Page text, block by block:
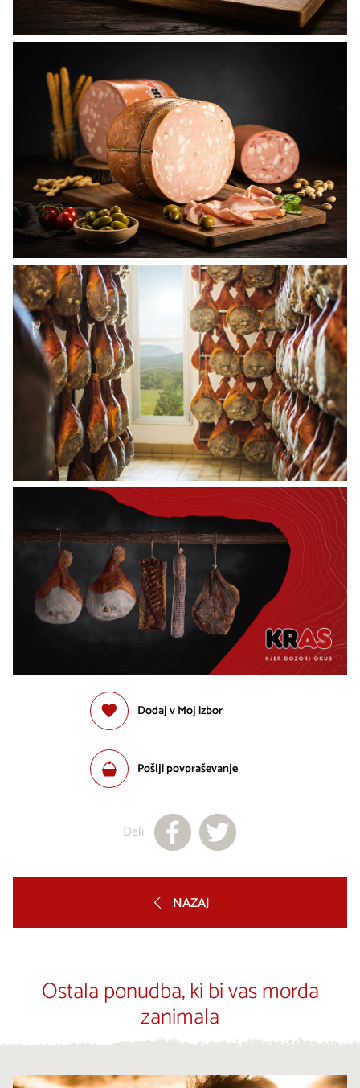
Dodaj v Moj izbor
Pošlji povpraševanje
Deli
NAZAJ
Ostala ponudba, ki bi vas morda
zanimala